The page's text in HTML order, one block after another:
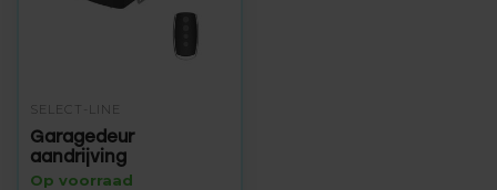
SELECT-LINE
Garagedeur
aandrijving
Op voorraad